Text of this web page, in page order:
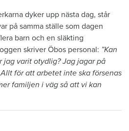
dyker upp nästa dag, står
på samma ställe som dagen
barn och en släkting
skriver Öbos personal: ”Kan
varit otydlig? Jag jagar på
för att arbetet inte ska försenas
familjen i väg så att vi kan